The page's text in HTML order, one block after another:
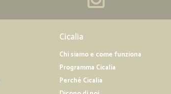
Cicalia
Chi siamo e come funziona
Programma Cicalia
Perché Cicalia